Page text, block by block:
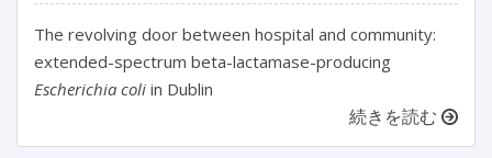
The revolving door between hospital and community:
extended-spectrum beta-lactamase-producing
Escherichia coli in Dublin
続きを読む